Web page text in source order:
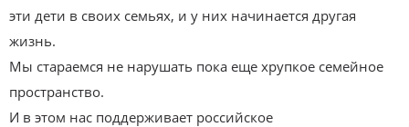
эти дети в своих семьях, и у них начинается другая
жизнь.
Мы стараемся не нарушать пока еще хрупкое семейное
пространство.
И в этом нас поддерживает российское